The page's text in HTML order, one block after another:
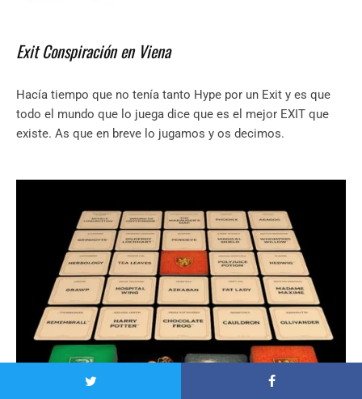
Exit Conspiración en Viena
Hacía tiempo que no tenía tanto Hype por un Exit y es que
todo el mundo que lo juega dice que es el mejor EXIT que
existe. As que en breve lo jugamos y os decimos.